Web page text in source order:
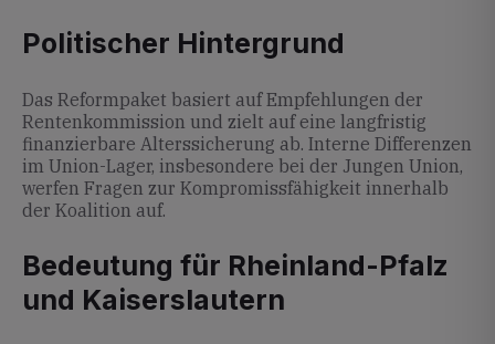
Politischer Hintergrund
Das Reformpaket basiert auf Empfehlungen der
Rentenkommission und zielt auf eine langfristig
finanzierbare Alterssicherung ab. Interne Differenzen
im Union-Lager, insbesondere bei der Jungen Union,
werfen Fragen zur Kompromissfähigkeit innerhalb
der Koalition auf.
Bedeutung für Rheinland-Pfalz
und Kaiserslautern